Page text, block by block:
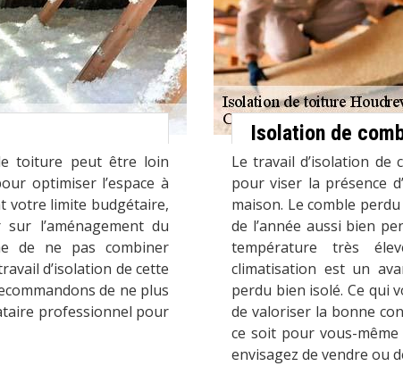
toiture peut être loin
optimiser l’espace à
votre limite budgétaire,
l’aménagement du
de ne pas combiner
d’isolation de cette
de ne plus
professionnel pour
Isolation de
Le travail d’isolation de
pour viser la présence
maison. Le comble
de l’année aussi bien
température très
climatisation est un
perdu bien isolé. Ce qui
de valoriser la bonne
ce soit pour vous-
envisagez de vendre ou